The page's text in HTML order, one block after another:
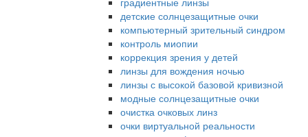
детские солнцезащитные очки
компьютерный зрительный синдром
контроль миопии
коррекция зрения у детей
линзы для вождения ночью
линзы с высокой базовой кривизной
модные солнцезащитные очки
очистка очковых линз
очки виртуальной реальности